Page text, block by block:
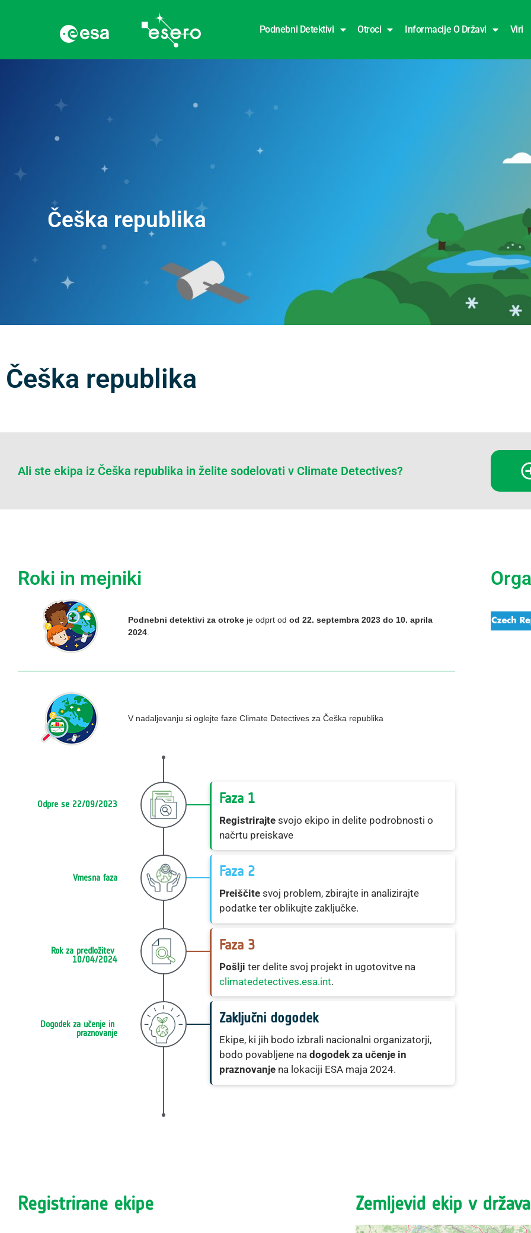
Podnebni Detektivi Otroci Informacije O Državi Viri
Češka republika
Češka republika
Ali ste ekipa iz Češka republika in želite sodelovati v Climate Detectives?
Roki in mejniki
Podnebni detektivi za otrokeje odprt od od 22. septembra 2023 do 10. aprila
2024.
V nadaljevanju si oglejte faze Climate Detectives za Češka republika
Odpre se 22/09/2023 Faza 1
Registrirajtesvojo ekipo in delite podrobnosti o
načrtu preiskave
Vmesna faza Faza 2
Preiščite svoj problem, zbirajte in analizirajte
podatke ter oblikujte zaključke.
Rok za predložitev
10/04/2024
Faza 3
Pošlji ter delite svoj projekt in ugotovitve na
climatedetectives.esa.int.
Dogodek za učenje in
praznovanje
Zaključni dogodek
Ekipe, ki jih bodo izbrali nacionalni organizatorji,
bodo povabljene na dogodek za učenje in
praznovanjena lokaciji ESA maja 2024.
Registrirane ekipe Zemljevid ekip v